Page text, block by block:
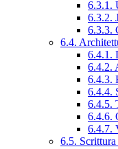
6.3.1.
6.3.2.
6.3.3.
6.4.
6.4.1.
6.4.2.
6.4.3.
6.4.4.
6.4.5.
6.4.6.
6.4.7.
6.5.